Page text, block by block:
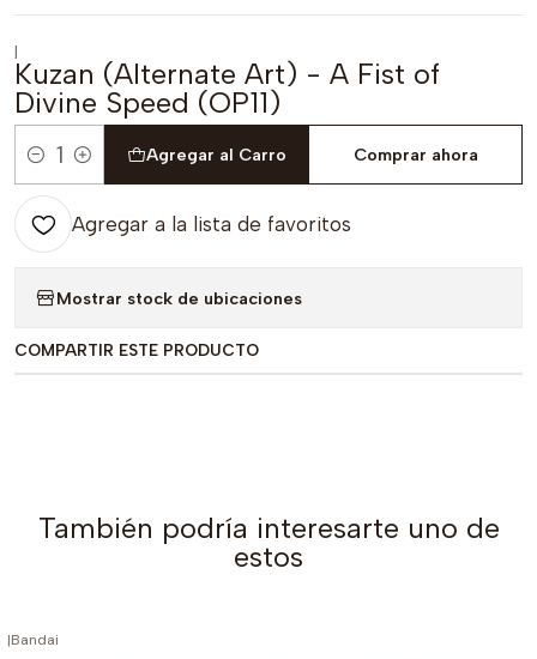
|
Kuzan (Alternate Art) - A Fist of
Divine Speed (OP11)
Cantidad
Agregar al Carro Comprar ahora
Agregar a la lista de favoritos
Mostrar stock de ubicaciones
COMPARTIR ESTE PRODUCTO
También podría interesarte uno de
estos
|Bandai